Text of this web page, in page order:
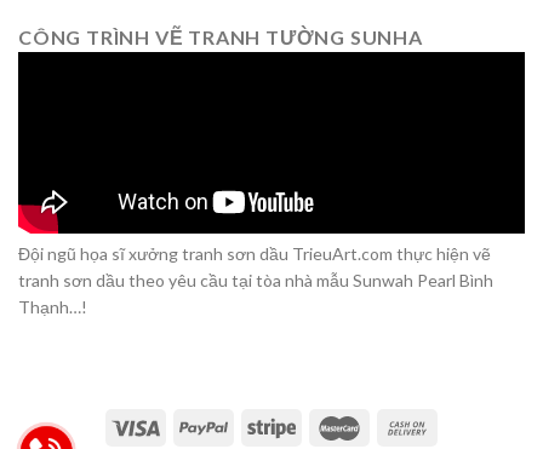
CÔNG TRÌNH VẼ TRANH TƯỜNG SUNHA
Đội ngũ họa sĩ xưởng tranh sơn dầu TrieuArt.com thực hiện vẽ
tranh sơn dầu theo yêu cầu tại tòa nhà mẫu Sunwah Pearl Bình
Thạnh…!